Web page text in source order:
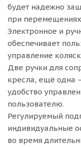
будет надежно
при
Электронное и
обеспечивает
управление
Две ручки для
кресла, ещё одна
удобство
пользователю.
Регулируемый
индивидуальные
во время